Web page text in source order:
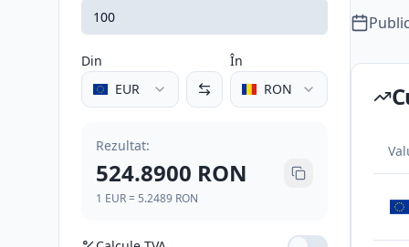
Din
EUR
În
RON
Rezultat:
524.8900 RON
1 EUR= 5.2489 RON